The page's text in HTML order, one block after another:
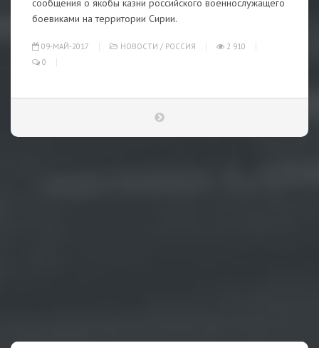
сообщения о якобы казни российского военнослужащего
боевиками на территории Сирии.
09-МАЙ-2017 НОВОСТИ / РОССИЯ
2 910
0